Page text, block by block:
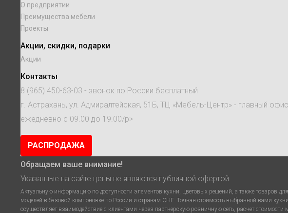
О предприятии
Преимущества мебели
Проекты
Акции, скидки, подарки
Акции
Контакты
8 (965) 450-63-03 - звонок по России бесплатный
г. Астрахань, ул. Адмиралтейская, 51Б, ТЦ «Мебель-Центр» - главный
ежедневно с 09.00 до 19.00/p>
РАСПРОДАЖА
Обращаем ваше внимание!
Указанные на сайте цены не являются публичной офертой.
Актуальную информацию по доступности элементов кухни, цветовых решений, а также товаров
моделей в базовой компоновке по России и странам СНГ. Точная стоимость выбранной вами
осуществляет взаимодействие с клиентами через партнерскую розничную сеть, расчет